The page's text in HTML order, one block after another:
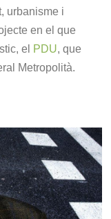
urbanisme i
en el que
el PDU, que
Metropolità.